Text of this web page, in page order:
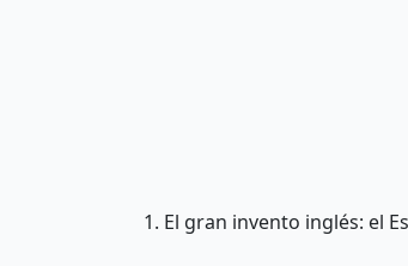
1. El gran invento inglés: el